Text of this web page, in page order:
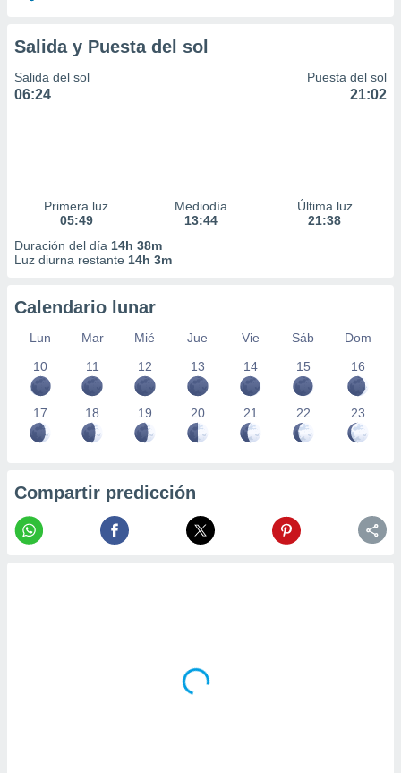
Salida y Puesta del sol
Salida del sol
06:24
Puesta del sol
21:02
Primera luz
05:49
Mediodía
13:44
Última luz
21:38
Duración del día 14h 38m
Luz diurna restante 14h 3m
Calendario lunar
Lun Mar Mié Jue Vie Sáb
Dom
10
11 12 13 14 15 16
17 18 19 20 21 22 23
Compartir predicción